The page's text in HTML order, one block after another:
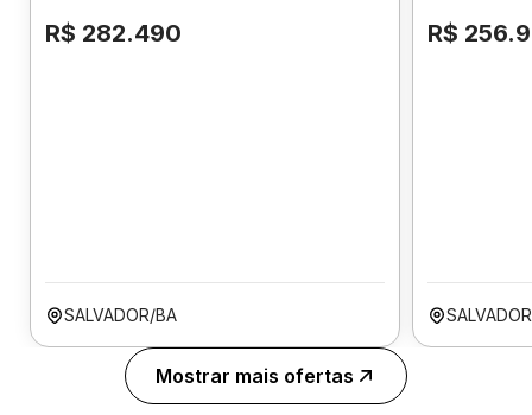
R$ 282.490
SALVADOR/BA
R$
Mostrar mais ofertas